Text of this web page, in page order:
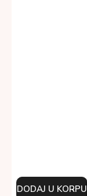
DODAJ U KORPU